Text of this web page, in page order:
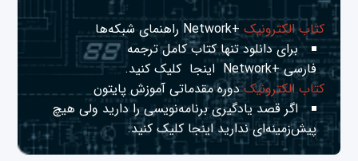
کتاب الکترونیک+Network راهنمای شبکه‌ها
برای دانلود تنها کتاب کامل ترجمه
فارسی +Network
اینجا کلیک کنید.
کتاب الکترونیکدوره مقدماتی آموزش پایتون
اگر قصد یادگیری برنامه‌نویسی را دارید ولی هیچ
پیش‌زمینه‌ای نداریداینجا کلیک کنید.